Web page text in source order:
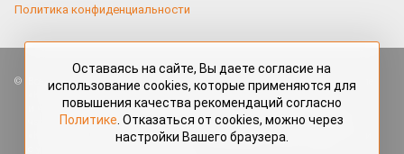
Политика конфиденциальности
Все права защищены. Любые материалы, размещённые на портале
«Красраб.ру» сотрудниками редакции, нештатными авторами
и читателями, являются объектами авторского права. Полное или
частичное использование материалов, размещённых на портале
«Красраб.ру», допускается только с письменного согласия редакции
Оставаясь на сайте, Вы даете согласие на
использование cookies, которые применяются для
повышения качества рекомендаций согласно
Политике . Отказаться от cookies, можно через
настройки Вашего браузера.